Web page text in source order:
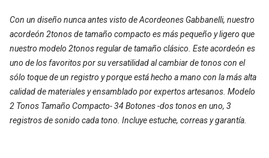
Con un diseño nunca antes visto de Acordeones Gabbanelli, nuestro
acordeón 2tonos de tamaño compacto es más pequeño y ligero que
nuestro modelo 2tonos regular de tamaño clásico. Este acordeón es
uno de los favoritos por su versatilidad al cambiar de tonos con el
sólo toque de un registro y porque está hecho a mano con la más alta
calidad de materiales y ensamblado por expertos artesanos. Modelo
2 Tonos Tamaño Compacto- 34 Botones -dos tonos en uno, 3
registros de sonido cada tono. Incluye estuche, correas y garantía.